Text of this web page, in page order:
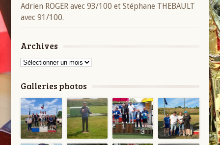
Adrien ROGER avec 93/100 et Stéphane THEBAULT
avec 91/100.
Archives
Archives
Galleries photos